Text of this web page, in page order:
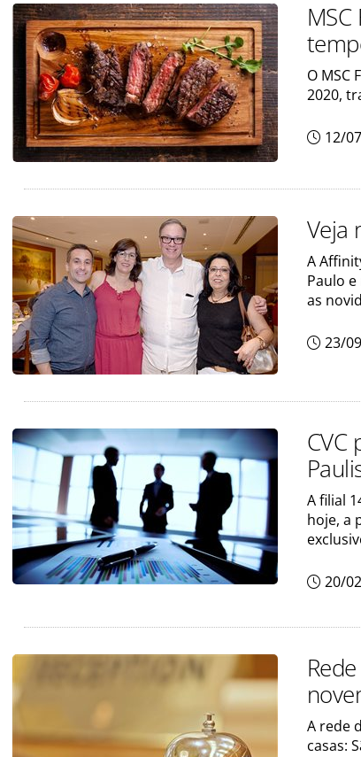
O MSC
2020,
12/
Veja
A
Paulo
as
23/
CVC
A filial
hoje, a
20/
A rede
casas: